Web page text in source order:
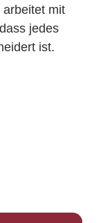
arbeitet mit
jedes
ist.